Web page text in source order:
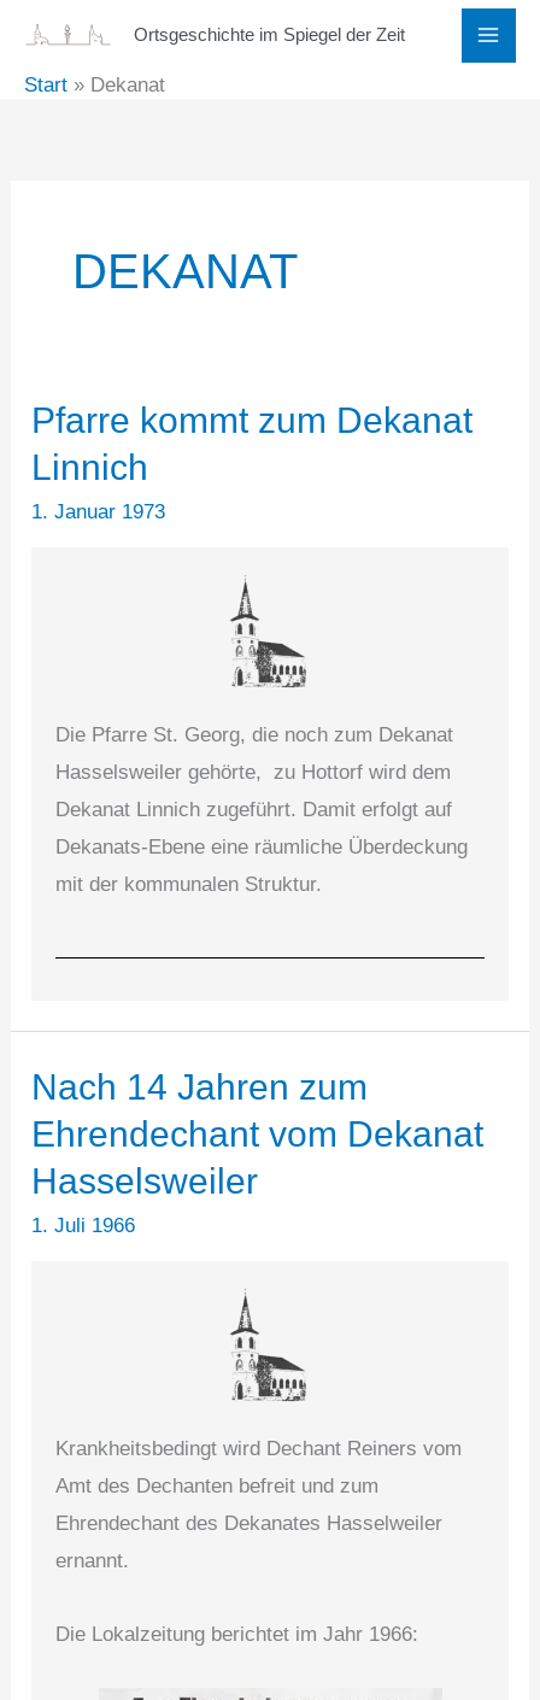
springen
Ortsgeschichte im Spiegel der Zeit
Start Dekanat
DEKANAT
Pfarre kommt zum Dekanat
Linnich
1. Januar 1973
Die Pfarre St. Georg, die noch zum Dekanat
Hasselsweiler gehörte, zu Hottorf wird dem
Dekanat Linnich zugeführt. Damit erfolgt auf
Dekanats-Ebene eine räumliche Überdeckung
mit der kommunalen Struktur.
Nach 14 Jahren zum
Ehrendechant vom Dekanat
Hasselsweiler
1. Juli 1966
Krankheitsbedingt wird Dechant Reiners vom
Amt des Dechanten befreit und zum
Ehrendechant des Dekanates Hasselweiler
ernannt.
Die Lokalzeitung berichtet im Jahr 1966: